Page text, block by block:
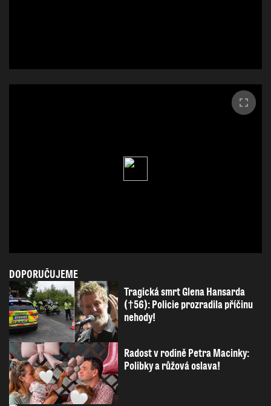
DOPORUČUJEME
Tragická smrt Glena Hansarda
(†56): Policie prozradila příčinu
nehody!
Radost v rodině Petra Macinky:
Polibky a růžová oslava!